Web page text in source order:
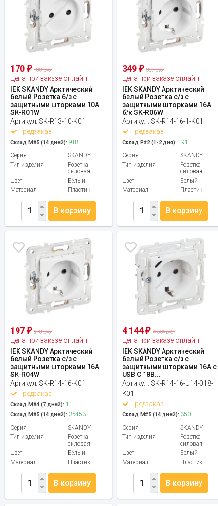
170 ₽ 188 руб.
Цена при заказе онлайн!
IEK SKANDY Арктический
белый Розетка б/з с
защитными шторками 10А
SK-R01W
Артикул: SK-R13-10-K01
Предзаказ
Склад М#5 (14 дней): 918
Серия
SKANDY
Тип изделия
Розетка
силовая
Цвет
Белый
Материал
Пластик
В корзину
349₽ 387 руб.
Цена при заказе онлайн!
IEK SKANDY Арктический
белый Розетка с/з с
защитными шторками 16А
б/к SK-R06W
Артикул: SK-R14-16-1-K01
Предзаказ
Склад Р#2 (1-2 дня): 191
Серия
SKANDY
Тип изделия
Розетка
силовая
Цвет
Белый
Материал
Пластик
В корзину
197 ₽ 218 руб.
Цена при заказе онлайн!
IEK SKANDY Арктический
белый Розетка с/з с
защитными шторками 16А
SK-R04W
Артикул: SK-R14-16-K01
Предзаказ
Склад М#4 (7 дней): 11
Склад М#5 (14 дней): 36453
Серия
SKANDY
Тип изделия
Розетка
силовая
Цвет
Белый
Материал
Пластик
В корзину
4 144₽ 4 604 руб.
Цена при заказе онлайн!
IEK SKANDY Арктический
белый Розетка с/з с
защитными шторками 16А с
USB C 18В...
Артикул: SK-R14-16-U14-018-
K01
Предзаказ
Склад М#5 (14 дней): 350
Серия
SKANDY
Тип изделия
Розетка
силовая
Цвет
Белый
Материал
Пластик
В корзину